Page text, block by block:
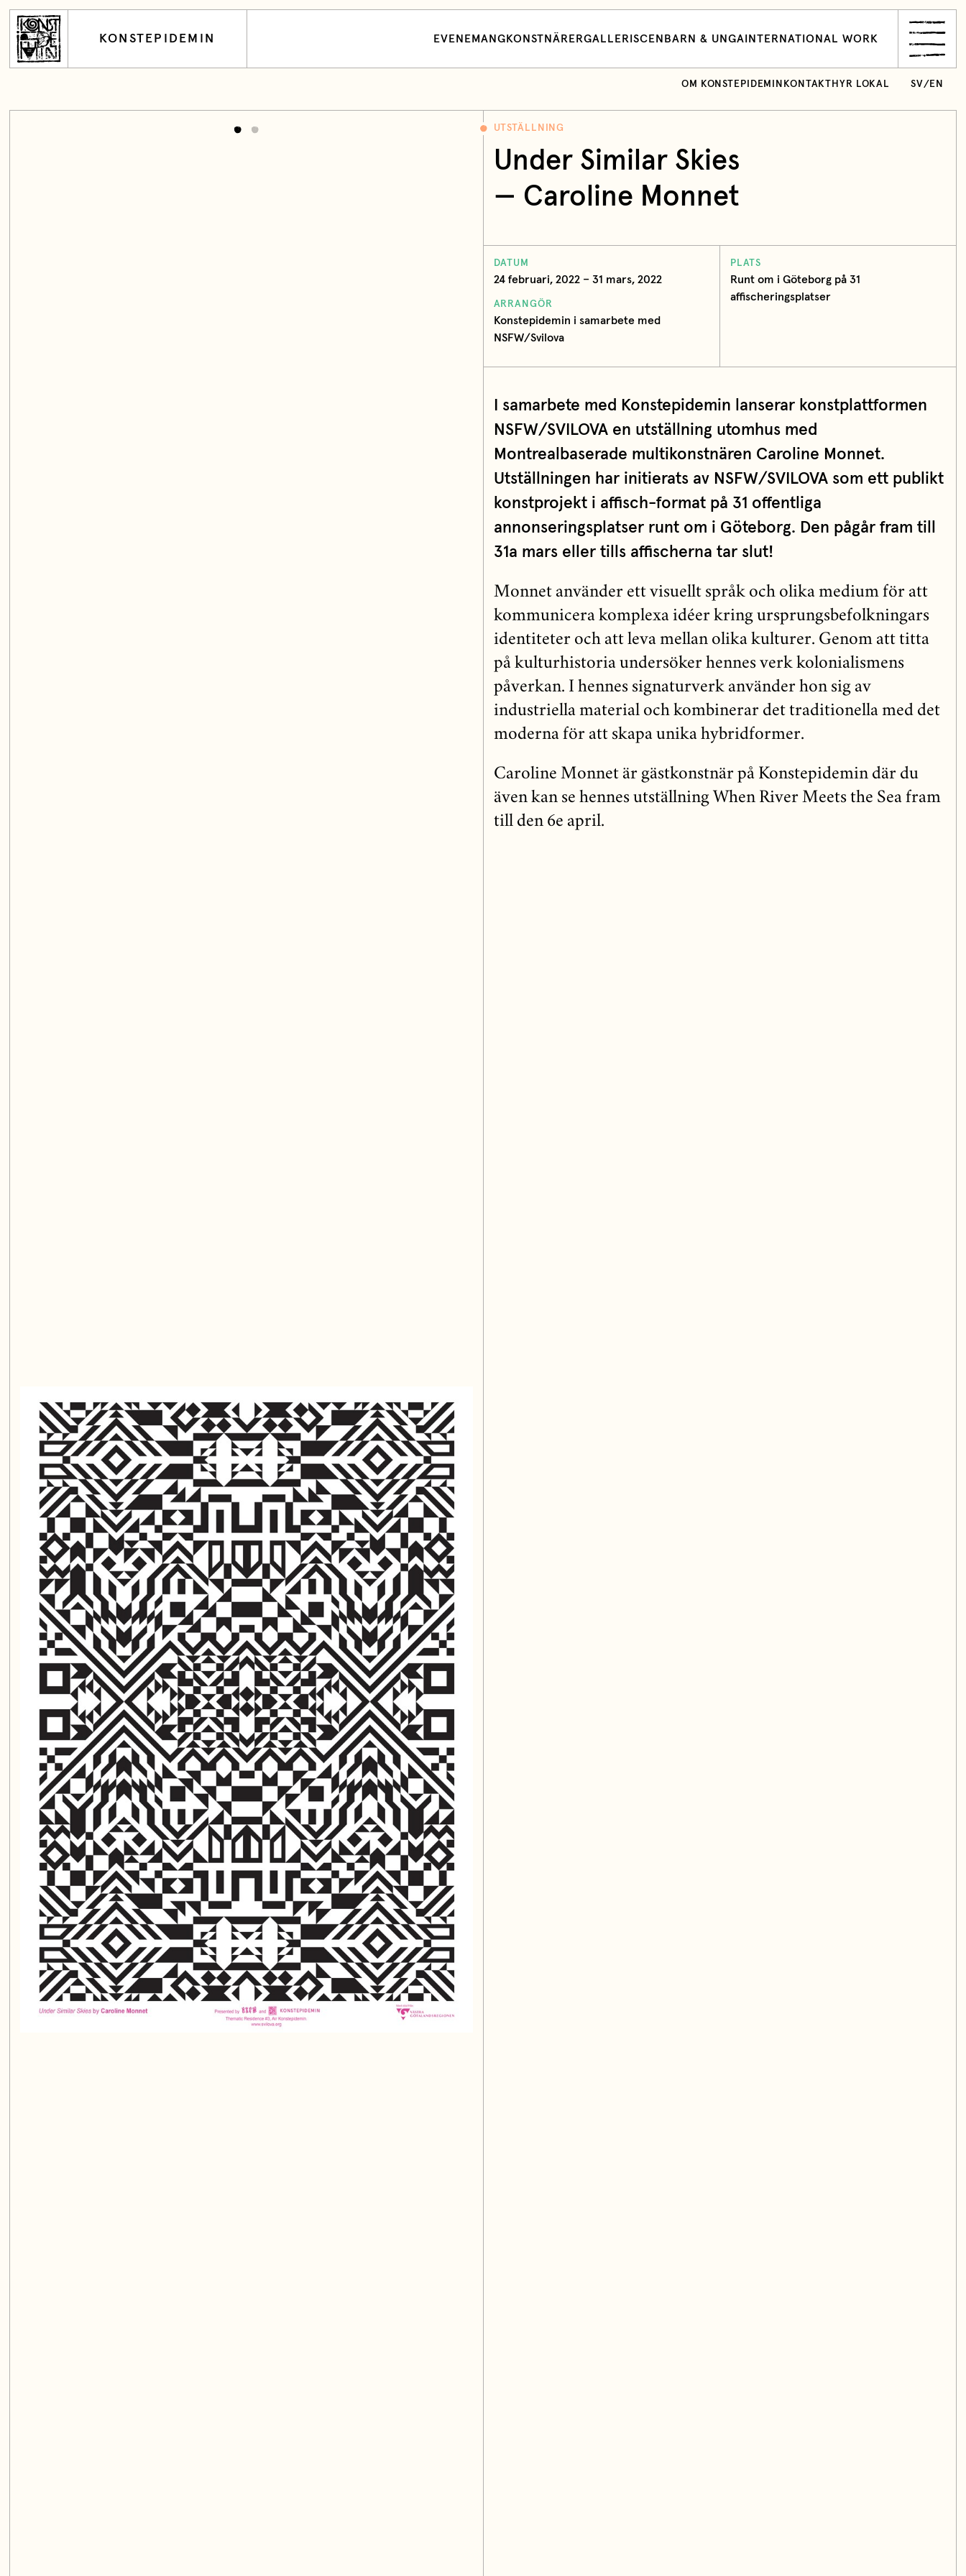
KONSTEPIDEMIN EVENEMANG KONSTNÄRERGALLERI SCEN BARN & UNGA INTERNATIONAL WORK
OM KONSTEPIDEMIN KONTAKT HYR LOKAL SV/ EN
UTSTÄLLNING
Under Similar Skies
— Caroline Monnet
DATUM
24 februari, 2022 – 31 mars, 2022
ARRANGÖR
Konstepidemin i samarbete med
NSFW/Svilova
PLATS
Runt om i Göteborg på 31
affischeringsplatser
I samarbete med Konstepidemin lanserar konstplattformen
NSFW/SVILOVA en utställning utomhus med
Montrealbaserade multikonstnären Caroline Monnet.
Utställningen har initierats av NSFW/SVILOVA som ett publikt
konstprojekt i affisch-format på 31 offentliga
annonseringsplatser runt om i Göteborg. Den pågår fram till
31a mars eller tills affischerna tar slut!
Monnet använder ett visuellt språk och olika medium för att
kommunicera komplexa idéer kring ursprungsbefolkningars
identiteter och att leva mellan olika kulturer. Genom att titta
på kulturhistoria undersöker hennes verk kolonialismens
påverkan. I hennes signaturverk använder hon sig av
industriella material och kombinerar det traditionella med det
moderna för att skapa unika hybridformer.
Caroline Monnet är gästkonstnär på Konstepidemin där du
även kan se hennes utställning When River Meets the Sea fram
till den 6e april.